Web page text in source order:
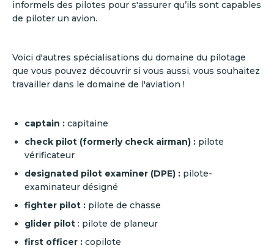
informels des pilotes pour s'assurer qu’ils sont capables
de piloter un avion.
Voici d'autres spécialisations du domaine du pilotage
que vous pouvez découvrir si vous aussi, vous souhaitez
travailler dans le domaine de l'aviation !
captain : capitaine
check pilot (formerly check airman) : pilote
vérificateur
designated pilot examiner (DPE) : pilote-
examinateur désigné
fighter pilot : pilote de chasse
glider pilot : pilote de planeur
first officer : copilote